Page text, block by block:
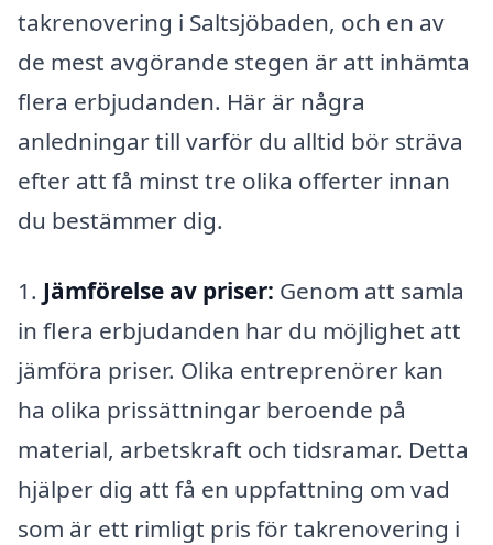
takrenovering i Saltsjöbaden, och en av
de mest avgörande stegen är att inhämta
flera erbjudanden. Här är några
anledningar till varför du alltid bör sträva
efter att få minst tre olika offerter innan
du bestämmer dig.
1. Jämförelse av priser: Genom att samla
in flera erbjudanden har du möjlighet att
jämföra priser. Olika entreprenörer kan
ha olika prissättningar beroende på
material, arbetskraft och tidsramar. Detta
hjälper dig att få en uppfattning om vad
som är ett rimligt pris för takrenovering i